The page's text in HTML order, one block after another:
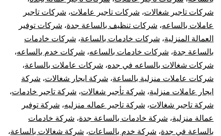
شركات تاجير شغالات، شركات تاجير عاملات، شركات تاجير
عاملات بالساعه، شركات تنظيف بالساعة جدة، شركات توفير
العمالة المنزلية، شركات خادمات بالساعة، شركات خادمات
بالساعة جدة، شركات خادمات بالساعه، شركات خدم بالساعه،
شركات شغالات بالساعه في جده، شركات عاملات بالساعة،
شركات عاملات منزلية بالساعة، شركة ايجار شغالات، شركة
ايجار عاملات منزلية، شركة تأجير شغالات، شركة تاجير خادمات،
شركة تاجير شغالات، شركة تاجير عماله منزليه، شركة توفير
عمالة منزلية، شركة خادمات بالساعة جدة، شركة خادمات
بالساعة في جدة، شركة خدم بالساعات، شركة شغالات بالساعة،